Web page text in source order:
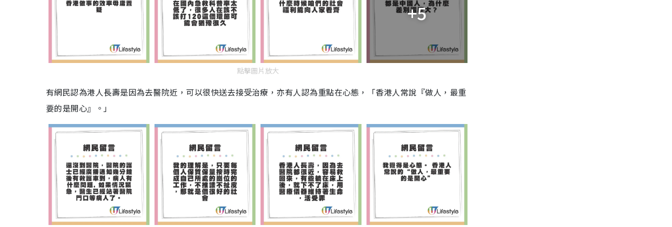
+5
點擊圖片放大
有網民認為港人長壽是因為去醫院近，可以很快送去接受治療，亦有人認為重點在心態，「香港人常說『做人，最重
要的是開心』。」